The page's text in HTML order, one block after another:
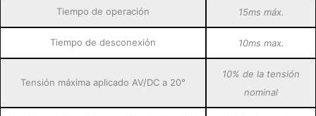
Tiempo de operación 15ms máx.
Tiempo de desconexión 10ms max.
Tensión máxima aplicado AV/DC a 20°
10% de la tensión
nominal